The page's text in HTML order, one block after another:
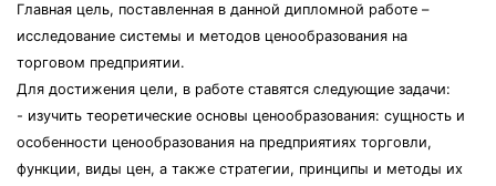
Главная цель, поставленная в данной дипломной работе –
исследование системы и методов ценообразования на
торговом предприятии.
Для достижения цели, в работе ставятся следующие задачи:
- изучить теоретические основы ценообразования: сущность и
особенности ценообразования на предприятиях торговли,
функции, виды цен, а также стратегии, принципы и методы их